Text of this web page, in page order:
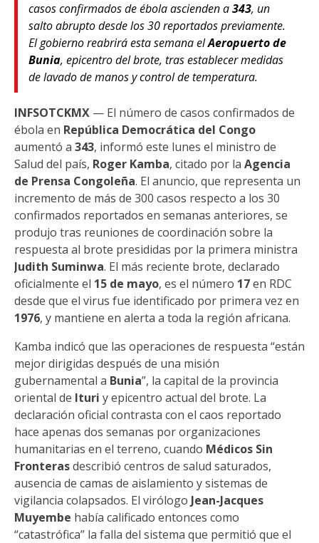
casos confirmados de ébola ascienden a343, un
salto abrupto desde los 30 reportados previamente.
El gobierno reabrirá esta semana elAeropuerto de
Bunia, epicentro del brote, tras establecer medidas
de lavado de manos y control de temperatura.
INFSOTCKMX — El número de casos confirmados de
ébola en República Democrática del Congo
aumentó a 343, informó este lunes el ministro de
Salud del país, Roger Kamba, citado por la Agencia
de Prensa Congoleña. El anuncio, que representa un
incremento de más de 300 casos respecto a los 30
confirmados reportados en semanas anteriores, se
produjo tras reuniones de coordinación sobre la
respuesta al brote presididas por la primera ministra
Judith Suminwa. El más reciente brote, declarado
oficialmente el 15 de mayo, es el número 17en RDC
desde que el virus fue identificado por primera vez en
1976, y mantiene en alerta a toda la región africana.
Kamba indicó que las operaciones de respuesta “están
mejor dirigidas después de una misión
gubernamental a Bunia”, la capital de la provincia
oriental de Ituri y epicentro actual del brote. La
declaración oficial contrasta con el caos reportado
hace apenas dos semanas por organizaciones
humanitarias en el terreno, cuando Médicos Sin
Fronterasdescribió centros de salud saturados,
ausencia de camas de aislamiento y sistemas de
vigilancia colapsados. El virólogo Jean-Jacques
Muyembe había calificado entonces como
“catastrófica” la falla del sistema que permitió que el